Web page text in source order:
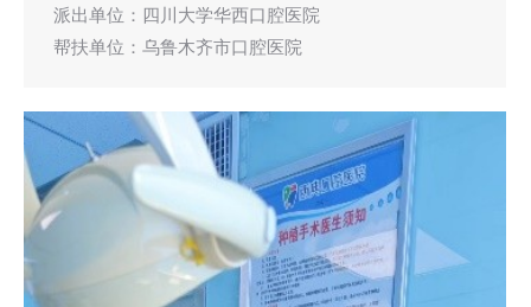
派出单位：四川大学华西口腔医院
帮扶单位：乌鲁木齐市口腔医院